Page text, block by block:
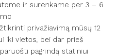
ir surenkame per 3 – 6
privažiavimą mūsų 12
iki vietos, bei dar prieš
pagrindą statiniui